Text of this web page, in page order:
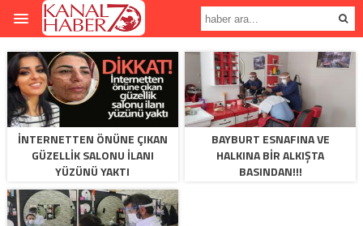
İNTERNETTEN ÖNÜNE ÇIKAN
GÜZELLIK SALONU ILANI
YÜZÜNÜ YAKTI
BAYBURT ESNAFINA VE
HALKINA BIR ALKIŞTA
BASINDAN!!!